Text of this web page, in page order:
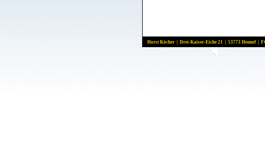
Horst Köcher | Drei-Kaiser-Eiche 21 | 53773 Hennef |